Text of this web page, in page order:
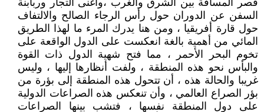
قصر المسافة بين الشرق والغرب ،وأغنى التجار وربابنة
السفن عن الدوران حول رأس الرجاء الصالح والالتفاف
حول قارة أفريقيا ، ومن هنا يدرك المرء ما لهذا الطريق
المائي من أهمية بالغة انعكست على الدول الواقعة على
تخوم البحر الأحمر ، مما فتح شهية الدول ذات القوة
والبأس نحو هذه المنطقة ، ولفت أنظارها إليها ، وليس
غريبا والحالة هذه ، أن تتحول هذه المنطقة إلى بؤرة من
بؤر الصراع العالمي ، وأن تنعكس هذه الصراعات الدولية
على دول المنطقة نفسها ، فتشب بينها الصراعات